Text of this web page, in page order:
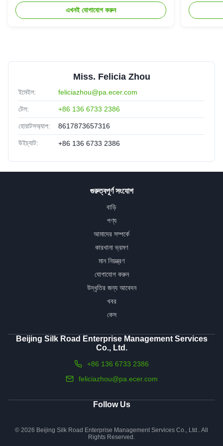
এখনই যোগাযোগ করুন
Miss. Felicia Zhou
ইমেইল: feliciazhou@pa.ecer.com
টেল: +86 136 6733 2386
হোয়াটসঅ্যাপ: 8617873657316
উইচ্যাট: +86 136 6733 2386
গুরুত্বপূর্ণ সংযোগ
বাড়ি
পণ্য
আমাদের সম্পর্কে
কারখানা ভ্রমণ
মান নিয়ন্ত্রণ
যোগাযোগ করুন
উদ্ধৃতির জন্য আবেদন
খবর
কেস
Beijing Silk Road Enterprise Management Services
Co., Ltd.
+86 136 6733 2386
feliciazhou@pa.ecer.com
Follow Us
© 2026 Beijing Silk Road Enterprise Management Services Co., Ltd.. All
Rights Reserved.